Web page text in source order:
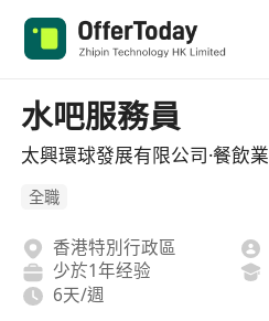
水吧服務員
太興環球發展有限公司·餐飲業
全職
香港特別行政區
少於1年经验
6天/週